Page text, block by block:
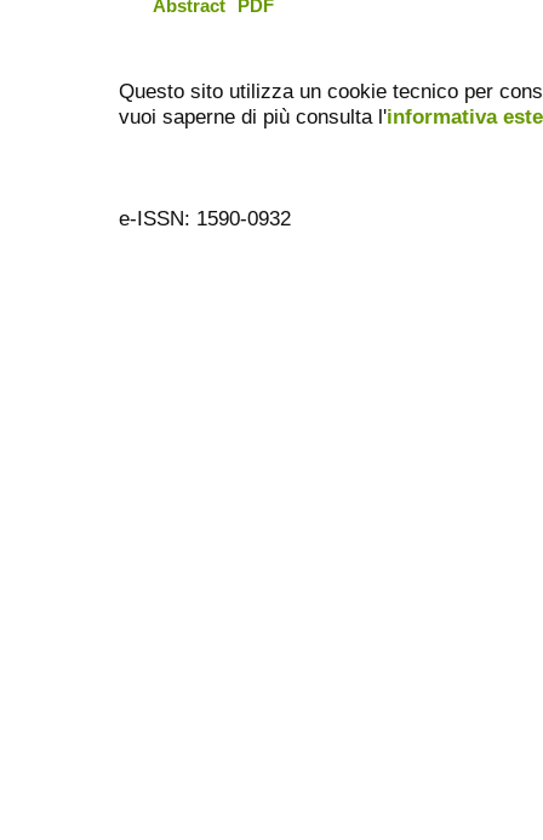
Abstract PDF
Questo sito utilizza un cookie tecnico per
vuoi saperne di più consulta l'informativa
e-ISSN: 1590-0932